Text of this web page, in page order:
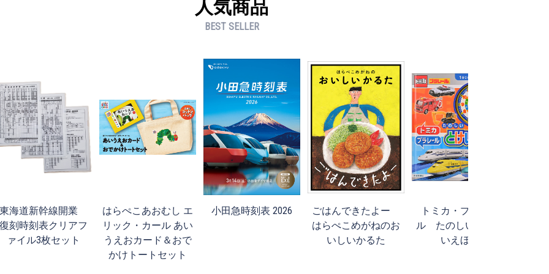
人気商品
BEST SELLER
東海道新幹線開業
復刻時刻表クリアフ
ァイル3枚セット
はらぺこあおむし エ
リック・カール あい
うえおカード＆おで
かけトートセット
小田急時刻表 2026
ごはんできたよー
はらぺこめがねのお
いしいかるた
トミカ・プラレー
ル たのしい とけ
いえほん